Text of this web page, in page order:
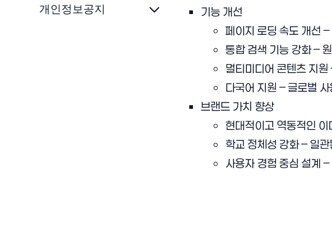
개인정보공지
기능 개선
페이지 로딩 속도 개선
통합 검색 기능 강화 –
멀티미디어 콘텐츠 지
다국어 지원 – 글로벌
브랜드 가치 향상
현대적이고 역동적인
학교 정체성 강화 – 일
사용자 경험 중심 설계